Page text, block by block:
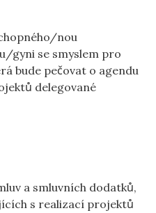
nou
gyni se smyslem pro
bude pečovat o agendu
delegované
a smluvních dodatků,
s realizací projektů